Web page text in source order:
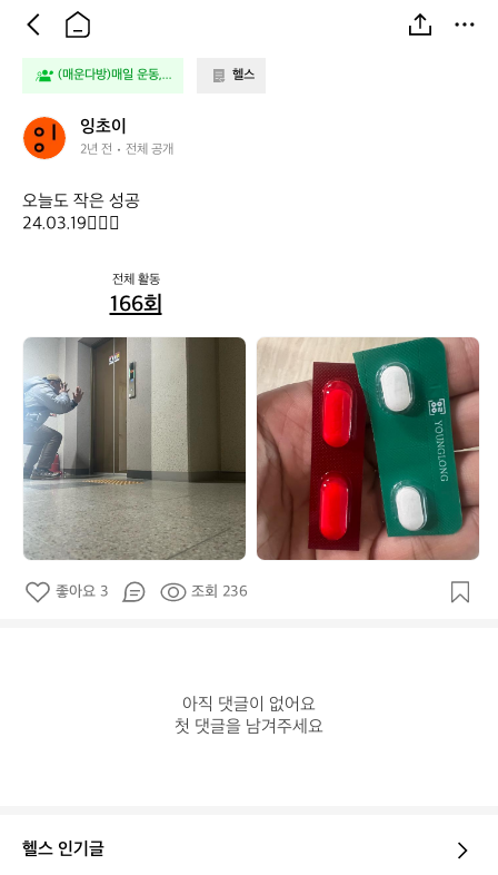
(매운다방)매일 운동,... 헬스
잉
초
잉초이
2년 전 전체 공개
오늘도 작은 성공
24.03.19🏋🏻‍♀️
전체 활동
166회
잉
이
잉
이
좋아요 3 조회 236
아직 댓글이 없어요
첫 댓글을 남겨주세요
헬스 인기글